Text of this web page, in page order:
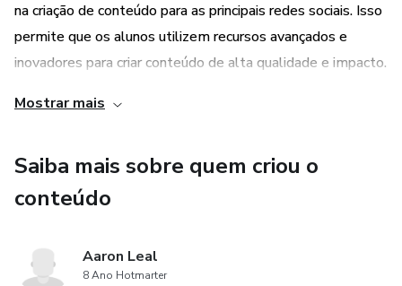
na criação de conteúdo para as principais redes sociais. Isso
permite que os alunos utilizem recursos avançados e
inovadores para criar conteúdo de alta qualidade e impacto.
3. Oportunidade de prestação de serviços: Além de
alunos para prestarem serviços de criação de conteúdo
para outras pessoas e empresas. Isso abre oportunidades
4. Adaptação às demandas do mercado: Com a constante
Mostrar mais
Saiba mais sobre quem criou o
conteúdo
Aaron Leal
8 Ano Hotmarter